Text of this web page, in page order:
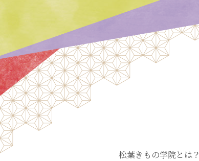
松葉きもの学院とは？